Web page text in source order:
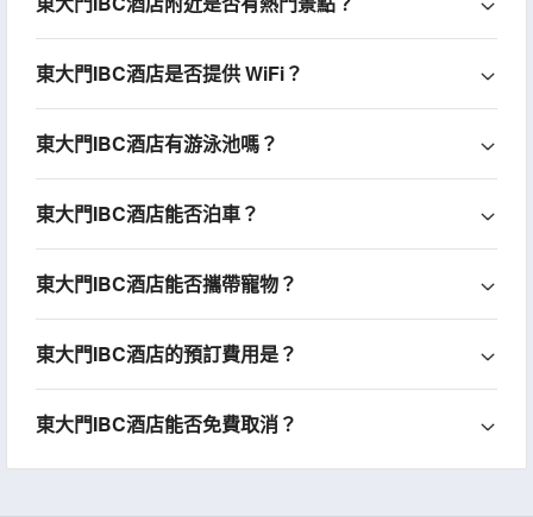
東大門IBC酒店是否提供 WiFi？
東大門IBC酒店有游泳池嗎？
東大門IBC酒店能否泊車？
東大門IBC酒店能否攜帶寵物？
東大門IBC酒店的預訂費用是？
東大門IBC酒店能否免費取消？